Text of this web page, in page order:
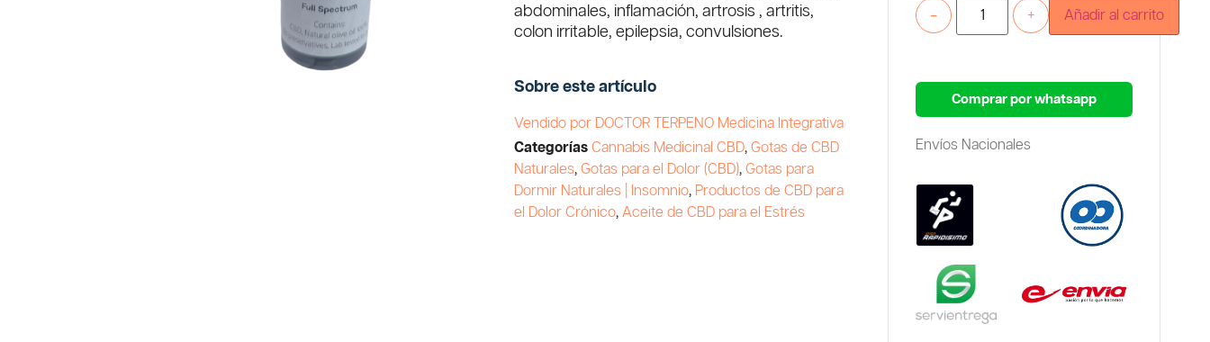
abdominales, inflamación, artrosis , artritis,
colon irritable, epilepsia, convulsiones.
Sobre este artículo
Vendido por DOCTOR TERPENO Medicina Integrativa
Categorías Cannabis Medicinal CBD,Gotas de CBD
Naturales,Gotas para el Dolor (CBD),Gotas para
Dormir Naturales | Insomnio, Productos de CBD para
el Dolor Crónico,Aceite de CBD para el Estrés
+
- Añadir al carrito
Comprar por whatsapp
Envíos Nacionales